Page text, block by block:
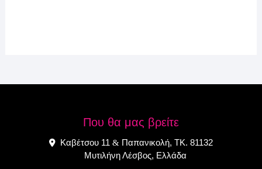
Που θα μας βρείτε
Καβέτσου 11 &Παπανικολή, ΤΚ. 81132
Μυτιλήνη Λέσβος, Ελλάδα